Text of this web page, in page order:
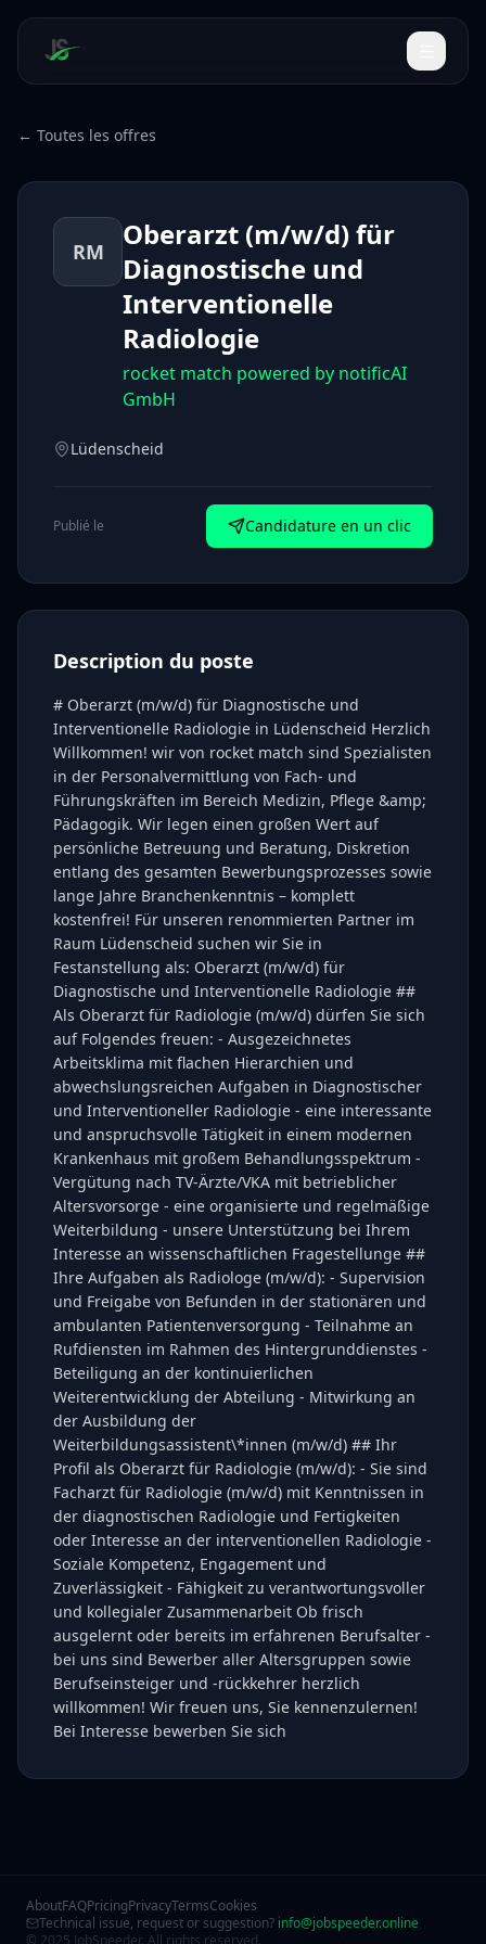
← Toutes les offres
RM
Oberarzt (m/w/d) für
Diagnostische und
Interventionelle
Radiologie
rocket match powered by notificAI
GmbH
Lüdenscheid
Publié le Candidature en un clic
Description du poste
# Oberarzt (m/w/d) für Diagnostische und
Interventionelle Radiologie in Lüdenscheid Herzlich
Willkommen! wir von rocket match sind Spezialisten
in der Personalvermittlung von Fach- und
Führungskräften im Bereich Medizin, Pflege &amp;
Pädagogik. Wir legen einen großen Wert auf
persönliche Betreuung und Beratung, Diskretion
entlang des gesamten Bewerbungsprozesses sowie
lange Jahre Branchenkenntnis – komplett
kostenfrei! Für unseren renommierten Partner im
Raum Lüdenscheid suchen wir Sie in
Festanstellung als: Oberarzt (m/w/d) für
Diagnostische und Interventionelle Radiologie ##
Als Oberarzt für Radiologie (m/w/d) dürfen Sie sich
auf Folgendes freuen: - Ausgezeichnetes
Arbeitsklima mit flachen Hierarchien und
abwechslungsreichen Aufgaben in Diagnostischer
und Interventioneller Radiologie - eine interessante
und anspruchsvolle Tätigkeit in einem modernen
Krankenhaus mit großem Behandlungsspektrum -
Vergütung nach TV-Ärzte/VKA mit betrieblicher
Altersvorsorge - eine organisierte und regelmäßige
Weiterbildung - unsere Unterstützung bei Ihrem
Interesse an wissenschaftlichen Fragestellunge ##
Ihre Aufgaben als Radiologe (m/w/d): - Supervision
und Freigabe von Befunden in der stationären und
ambulanten Patientenversorgung - Teilnahme an
Rufdiensten im Rahmen des Hintergrunddienstes -
Beteiligung an der kontinuierlichen
Weiterentwicklung der Abteilung - Mitwirkung an
der Ausbildung der
Weiterbildungsassistent\*innen (m/w/d) ## Ihr
Profil als Oberarzt für Radiologie (m/w/d): - Sie sind
Facharzt für Radiologie (m/w/d) mit Kenntnissen in
der diagnostischen Radiologie und Fertigkeiten
oder Interesse an der interventionellen Radiologie -
Soziale Kompetenz, Engagement und
Zuverlässigkeit - Fähigkeit zu verantwortungsvoller
und kollegialer Zusammenarbeit Ob frisch
ausgelernt oder bereits im erfahrenen Berufsalter -
bei uns sind Bewerber aller Altersgruppen sowie
Berufseinsteiger und -rückkehrer herzlich
willkommen! Wir freuen uns, Sie kennenzulernen!
Bei Interesse bewerben Sie sich
AboutFAQPricingPrivacyTermsCookies
Technical issue, request or suggestion? info@jobspeeder.online
© 2025 JobSpeeder. All rights reserved.